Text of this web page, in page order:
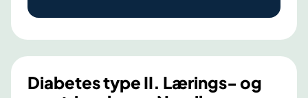
r
a
l
n
e
Diabetes type II. Lærings- og